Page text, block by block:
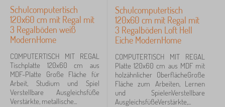
Schulcomputertisch
120x60 cm mit Regal mit
3 Regalböden weiß
ModernHome
COMPUTERTISCH MIT REGAL
Tischplatte 120x60 cm aus
MDF-Platte Große Fläche für
Arbeit, Studium und Spiel
Verstellbare Ausgleichsfüße
Verstärkte, metallische...
Schulcomputertisch
120x60 cm mit Regal mit
3 Regalböden Loft Hell
Eiche ModernHome
COMPUTERTISCH MIT REGAL
Platte 120x60 cm aus MDF mit
holzähnlicher OberflächeGroße
Fläche zum Arbeiten, Lernen
und SpielenVerstellbare
AusgleichsfüßeVerstärkte,...